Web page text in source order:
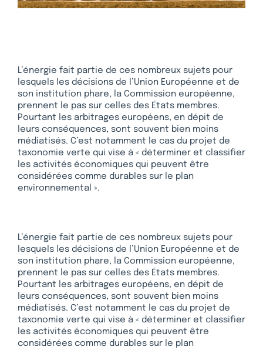
L’énergie fait partie de ces nombreux sujets pour
lesquels les décisions de l’Union Européenne et de
son institution phare, la Commission européenne,
prennent le pas sur celles des États membres.
Pourtant les arbitrages européens, en dépit de
leurs conséquences, sont souvent bien moins
médiatisés. C’est notamment le cas du projet de
taxonomie verte qui vise à « déterminer et classifier
les activités économiques qui peuvent être
considérées comme durables sur le plan
environnemental ».
L’énergie fait partie de ces nombreux sujets pour
lesquels les décisions de l’Union Européenne et de
son institution phare, la Commission européenne,
prennent le pas sur celles des États membres.
Pourtant les arbitrages européens, en dépit de
leurs conséquences, sont souvent bien moins
médiatisés. C’est notamment le cas du projet de
taxonomie verte qui vise à « déterminer et classifier
les activités économiques qui peuvent être
considérées comme durables sur le plan